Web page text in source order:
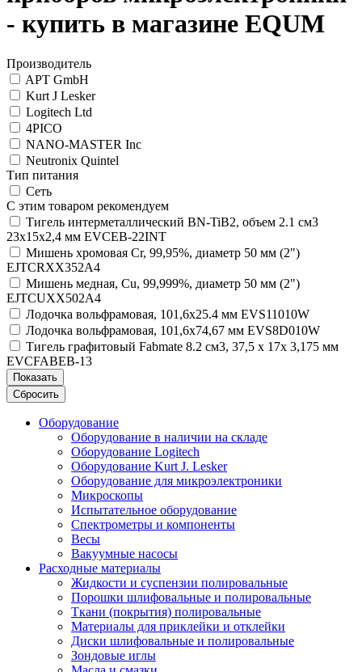
- купить в магазине EQUM
Производитель
APT GmbH
Kurt J Lesker
Logitech Ltd
4PICO
NANO-MASTER Inc
Neutronix Quintel
Тип питания
Сеть
С этим товаром рекомендуем
Тигель интерметаллический BN-TiB2, объем 2.1 см3
23х15х2,4 мм EVCEB-22INT
Мишень хромовая Cr, 99,95%, диаметр 50 мм (2")
EJTCRXX352A4
Мишень медная, Cu, 99,999%, диаметр 50 мм (2")
EJTCUXX502A4
Лодочка вольфрамовая, 101,6х25.4 мм EVS11010W
Лодочка вольфрамовая, 101,6х74,67 мм EVS8D010W
Тигель графитовый Fabmate 8.2 см3, 37,5 х 17х 3,175 мм
EVCFABEB-13
Показать
Сбросить
Оборудование
Оборудование в наличии на складе
Оборудование Logitech
Оборудование Kurt J. Lesker
Оборудование для микроэлектроники
Микроскопы
Испытательное оборудование
Спектрометры и компоненты
Весы
Вакуумные насосы
Расходные материалы
Жидкости и суспензии полировальные
Порошки шлифовальные и полировальные
Ткани (покрытия) полировальные
Материалы для приклейки и отклейки
Диски шлифовальные и полировальные
Зондовые иглы